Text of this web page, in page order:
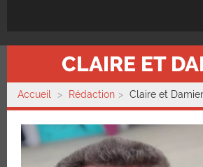
CLAIRE ET
Accueil Rédaction Claire et